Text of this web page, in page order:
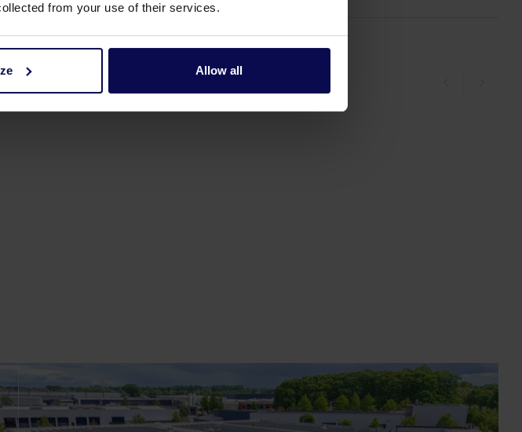
from your use of their services.
Allow all